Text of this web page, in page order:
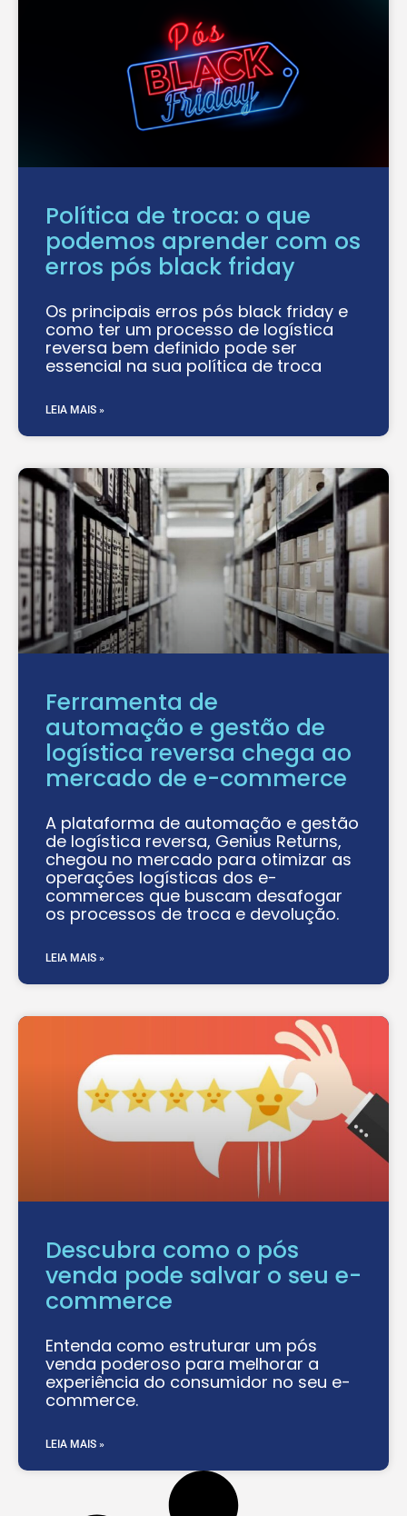
Política de troca: o que
podemos aprender com os
erros pós black friday
Os principais erros pós black friday e
como ter um processo de logística
reversa bem definido pode ser
essencial na sua política de troca
LEIA MAIS »
Ferramenta de
automação e gestão de
logística reversa chega ao
mercado de e-commerce
A plataforma de automação e gestão
de logística reversa, Genius Returns,
chegou no mercado para otimizar as
operações logísticas dos e-
commerces que buscam desafogar
os processos de troca e devolução.
LEIA MAIS »
Descubra como o pós
venda pode salvar o seu e-
commerce
Entenda como estruturar um pós
venda poderoso para melhorar a
experiência do consumidor no seu e-
commerce.
LEIA MAIS »